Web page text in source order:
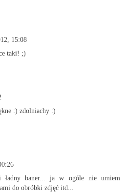
15:08
taki! ;)
:) zdolniachy :)
baner... ja w ogóle nie umiem
do obróbki zdjęć itd...